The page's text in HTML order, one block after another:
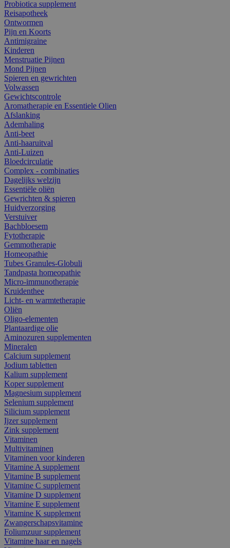
Probiotica supplement
Reisapotheek
Ontwormen
Pijn en Koorts
Antimigraine
Kinderen
Menstruatie Pijnen
Mond Pijnen
Spieren en gewrichten
Volwassen
Gewichtscontrole
Aromatherapie en Essentiele Olien
Afslanking
Ademhaling
Anti-beet
Anti-haaruitval
Anti-Luizen
Bloedcirculatie
Complex - combinaties
Dagelijks welzijn
Essentiële oliën
Gewrichten & spieren
Huidverzorging
Verstuiver
Bachbloesem
Fytotherapie
Gemmotherapie
Homeopathie
Tubes Granules-Globuli
Tandpasta homeopathie
Micro-immunotherapie
Kruidenthee
Licht- en warmtetherapie
Oliën
Oligo-elementen
Plantaardige olie
Aminozuren supplementen
Mineralen
Calcium supplement
Jodium tabletten
Kalium supplement
Koper supplement
Magnesium supplement
Selenium supplement
Silicium supplement
Ijzer supplement
Zink supplement
Vitaminen
Multivitaminen
Vitaminen voor kinderen
Vitamine A supplement
Vitamine B supplement
Vitamine C supplement
Vitamine D supplement
Vitamine E supplement
Vitamine K supplement
Zwangerschapsvitamine
Foliumzuur supplement
Vitamine haar en nagels